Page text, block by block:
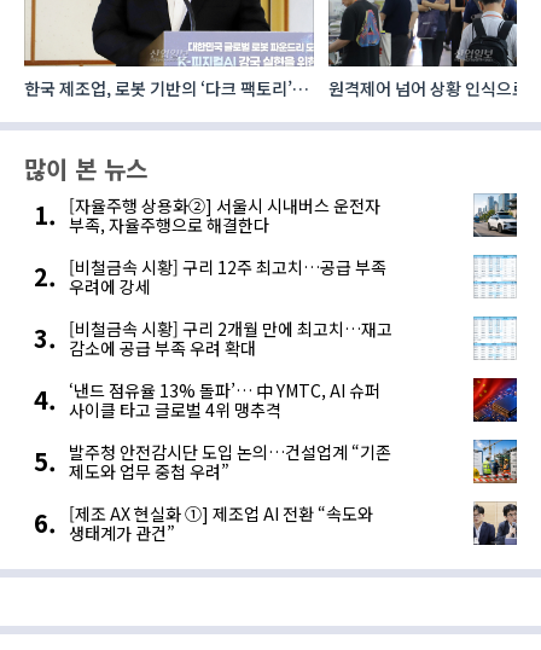
한국 제조업, 로봇 기반의 ‘다크 팩토리’로
원격제어 넘어 상황 인식으로,
많이 본 뉴스
[자율주행 상용화②] 서울시 시내버스 운전자
부족, 자율주행으로 해결한다
[비철금속 시황] 구리 12주 최고치…공급 부족
우려에 강세
[비철금속 시황] 구리 2개월 만에 최고치…재고
감소에 공급 부족 우려 확대
‘낸드 점유율 13% 돌파’… 中 YMTC, AI 슈퍼
사이클 타고 글로벌 4위 맹추격
발주청 안전감시단 도입 논의…건설업계 “기존
제도와 업무 중첩 우려”
[제조 AX 현실화 ①] 제조업 AI 전환 “속도와
생태계가 관건”